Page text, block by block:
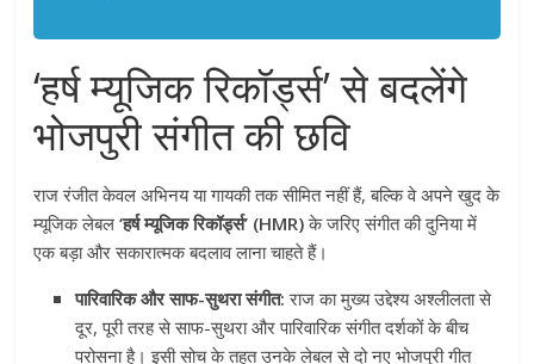
‘हर्ष म्यूजिक रिकॉर्ड्स’ से बदलेंगे
भोजपुरी संगीत की छवि
राज रंजीत केवल अभिनय या गायकी तक सीमित नहीं हैं, बल्कि वे अपने खुद के
म्यूजिक लेबल‘हर्ष म्यूजिक रिकॉर्ड्स’ (HMR)के जरिए संगीत की दुनिया में
एक बड़ा और सकारात्मक बदलाव लाना चाहते हैं।
पारिवारिक और साफ-सुथरा संगीत: राज का मुख्य उद्देश्य अश्लीलता से
दूर, पूरी तरह से साफ-सुथरा और पारिवारिक संगीत दर्शकों के बीच
परोसना है। इसी सोच के तहत उनके लेबल से दो नए भोजपुरी गीत